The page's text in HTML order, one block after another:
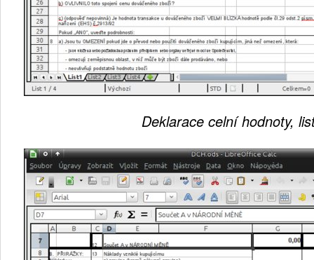
Deklarace celní hodnoty,